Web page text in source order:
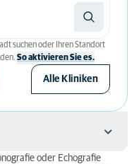
suchen oder Ihren Standort
So aktivieren Sie es.
Alle Kliniken
oder Echografie